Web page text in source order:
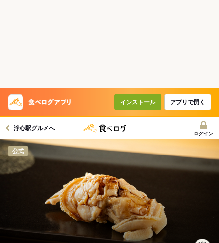
インストール アプリで開く
浄心駅グルメへ
ログイン
公式